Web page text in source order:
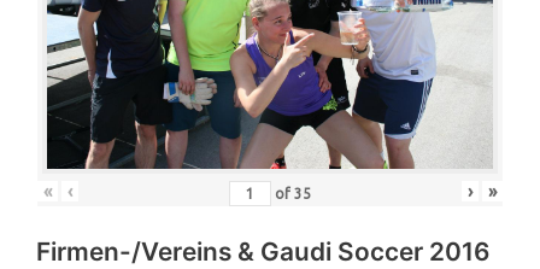
« ‹ of 35 › »
Firmen-/Vereins & Gaudi Soccer 2016